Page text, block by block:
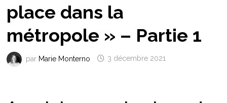
place dans la
métropole » – Partie 1
par Marie Monterno 3 décembre 2021